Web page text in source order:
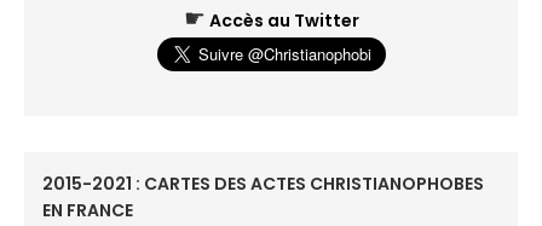
☛ Accès au Twitter
2015-2021 : CARTES DES ACTES CHRISTIANOPHOBES
EN FRANCE